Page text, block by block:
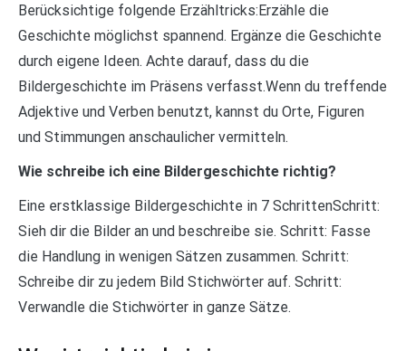
Berücksichtige folgende Erzähltricks:Erzähle die
Geschichte möglichst spannend. Ergänze die Geschichte
durch eigene Ideen. Achte darauf, dass du die
Bildergeschichte im Präsens verfasst.Wenn du treffende
Adjektive und Verben benutzt, kannst du Orte, Figuren
und Stimmungen anschaulicher vermitteln.
Wie schreibe ich eine Bildergeschichte richtig?
Eine erstklassige Bildergeschichte in 7 SchrittenSchritt:
Sieh dir die Bilder an und beschreibe sie. Schritt: Fasse
die Handlung in wenigen Sätzen zusammen. Schritt:
Schreibe dir zu jedem Bild Stichwörter auf. Schritt:
Verwandle die Stichwörter in ganze Sätze.